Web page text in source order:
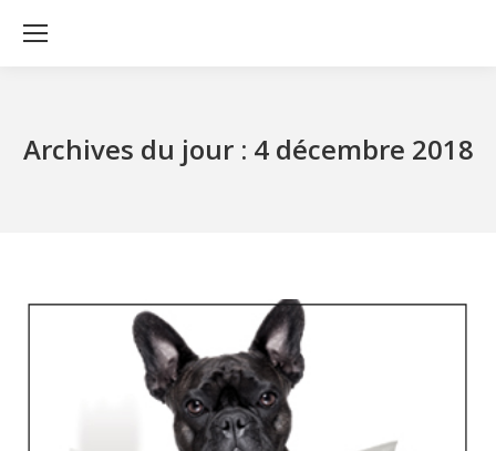
Archives du jour : 4 décembre 2018